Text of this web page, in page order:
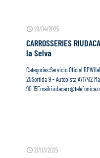
29/04/2025
CARROSSERIES
la Selva
Categorías:Servicio Oficial
20Sortida 9 - Autopista A717412
90
21/03/2025